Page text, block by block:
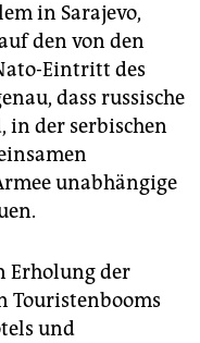
in Sarajevo,
den von den
Eintritt des
dass russische
in der serbischen
unabhängige
Erholung der
Touristenbooms
und